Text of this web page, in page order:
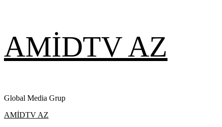
content
AMİDTV AZ
Global Media Grup
Primary
AMİDTV AZ